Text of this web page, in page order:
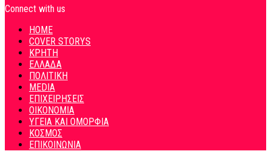
Connect with us
HOME
COVER STORYS
ΚΡΗΤΗ
ΕΛΛΑΔΑ
ΠΟΛΙΤΙΚΗ
MEDIA
ΕΠΙΧΕΙΡΗΣΕΙΣ
ΟΙΚΟΝΟΜΙΑ
ΥΓΕΙΑ ΚΑΙ ΟΜΟΡΦΙΑ
ΚΟΣΜΟΣ
ΕΠΙΚΟΙΝΩΝΙΑ